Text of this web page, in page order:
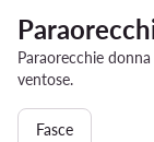
Paraorecchie
ventose.
Fasce